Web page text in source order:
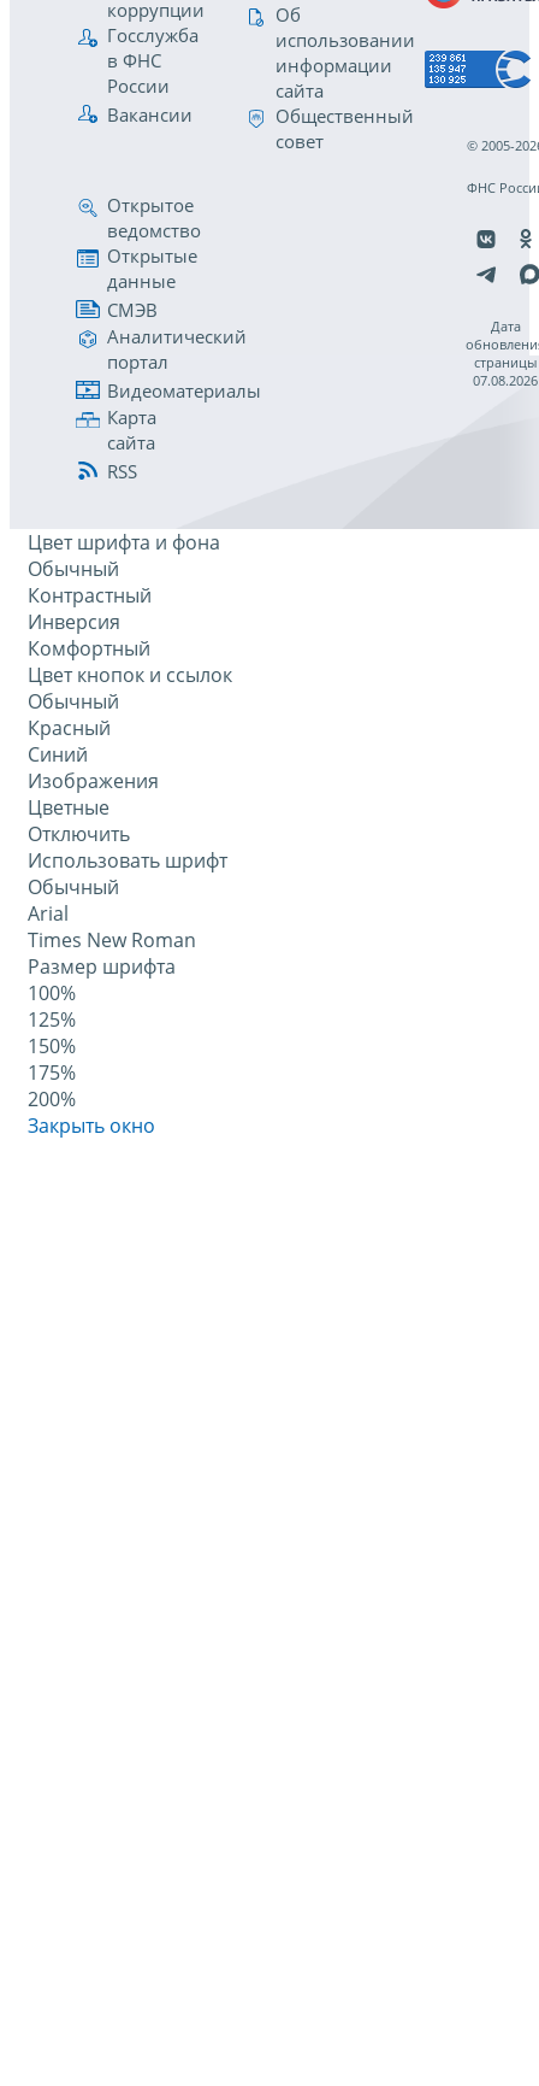
коррупции
Госслужба
в ФНС
России
Вакансии
Об
использовании
информации
сайта
Общественный
совет
Открытое
ведомство
Открытые
данные
СМЭВ
Аналитический
портал
Видеоматериалы
Карта
сайта
RSS
© 2005-
ФНС
Дата
страницы
07.08.2026
Цвет шрифта и фона
Обычный
Контрастный
Инверсия
Комфортный
Цвет кнопок и ссылок
Обычный
Красный
Синий
Изображения
Цветные
Отключить
Использовать шрифт
Обычный
Arial
Times New Roman
Размер шрифта
100%
125%
150%
175%
200%
Закрыть окно